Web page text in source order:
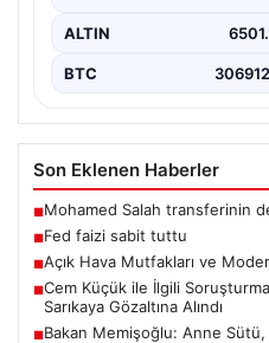
ALTIN
BTC
Son Eklenen Haberler
■Mohamed Salah transferinin
■Fed faizi sabit tuttu
■Açık Hava Mutfakları ve
■Cem Küçük ile İlgili
Sarıkaya Gözaltına Alındı
■Bakan Memişoğlu: Anne Sütü,